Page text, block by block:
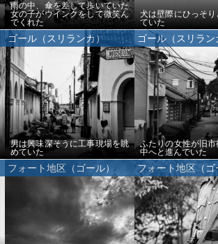
雨の中、傘を差して歩いていた
女の子がウインクをして微笑ん
でくれた
犬は壁際にひっそり
ていた
ゴール（スリランカ）
男は興味深そうに工事現場を眺
めていた
ゴール（スリラン
ふたりの女性が旧
中へと進んでいた
フォート地区（ゴール） フォート地区（ゴ